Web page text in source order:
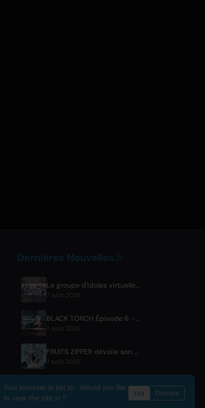
Dernières Nouvelles
Le groupe d'idoles virtuelles FouRTe Project fait ses débuts avec l'album 'ALL IN' produit par ☆Taku Takahashi de m-flo
7 août 2026
BLACK TORCH Épisode 6 - Aperçu et Détails de Diffusion
7 août 2026
FRUITS ZIPPER dévoile son nouveau titre collaboratif '1,2,3,FOOOOUR'
7 août 2026
Your browser is set to . Would you like
to view the site in ?
Yes Dismiss